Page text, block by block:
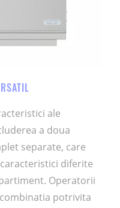
ale
a doua
separate, care
diferite
Operatorii
potrivita